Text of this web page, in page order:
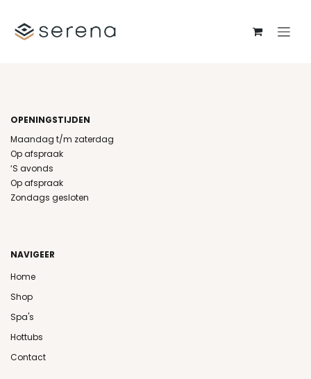
OPENINGSTIJDEN
Maandag t/m zaterdag
Op afspraak
‘S avonds
Op afspraak
Zondags gesloten
NAVIGEER
Home
Shop
Spa's
Hottubs
Contact